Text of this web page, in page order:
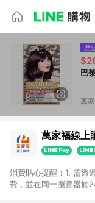
歷
巴
萬
萬家福線上
消費貼心提醒：1. 需透
費，並在同一瀏覽器於